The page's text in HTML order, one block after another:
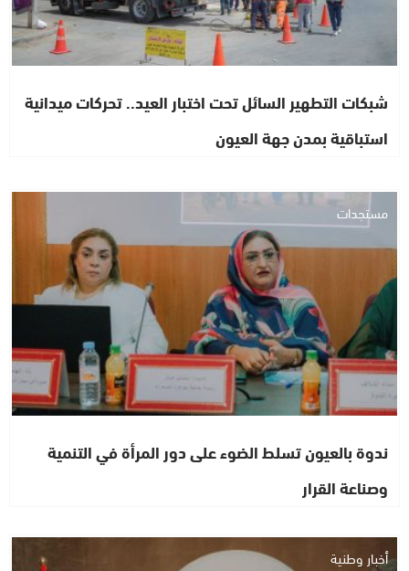
شبكات التطهير السائل تحت اختبار العيد.. تحركات ميدانية
استباقية بمدن جهة العيون
مستجدات
ندوة بالعيون تسلط الضوء على دور المرأة في التنمية
وصناعة القرار
أخبار وطنية